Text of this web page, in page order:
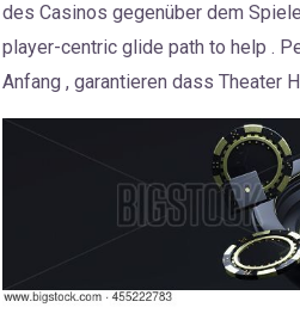
des Casinos gegenüber dem
player-centric glide path to help .
Anfang , garantieren dass Theater